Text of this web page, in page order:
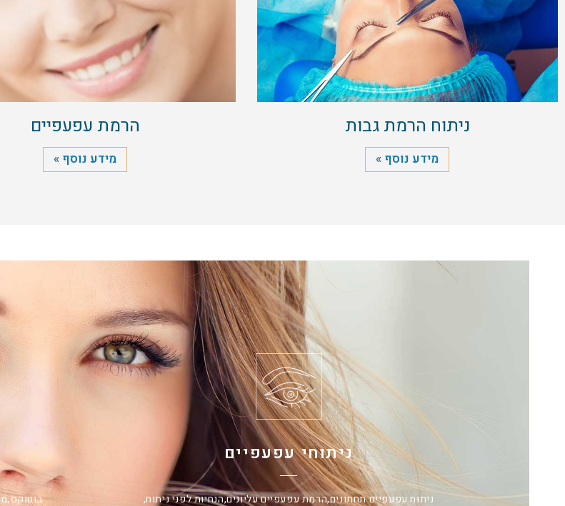
ניתוח הרמת גבות
מידע נוסף »
הרמת עפעפיים
מידע נוסף »
ניתוחי עפעפיים
ניתוח עפעפיים תחתונים,הרמת עפעפיים עליונים,הנחיות לפני ניתוח,
בוטוקס,